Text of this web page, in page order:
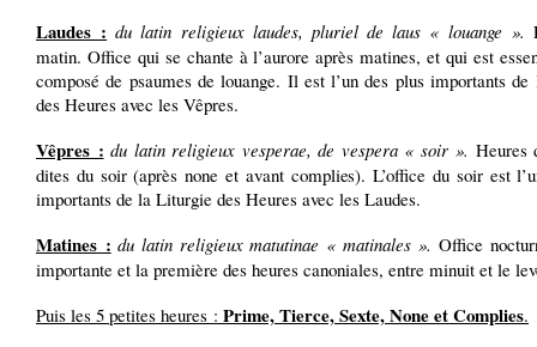
Laudes : du latin religieux laudes, pluriel de laus « louange ».
matin. Office qui se chante à l’aurore après matines, et qui est
composé de psaumes de louange. Il est l’un des plus importants
des Heures avec les Vêpres.
Vêpres : du latin religieux vesperae, de vespera « soir ». Heures
dites du soir (après none et avant complies). L’office du soir est
importants de la Liturgie des Heures avec les Laudes.
Matines : du latin religieux matutinae « matinales ». Office
importante et la première des heures canoniales, entre minuit et le
Puis les 5 petites heures : Prime, Tierce, Sexte, None et Complies.